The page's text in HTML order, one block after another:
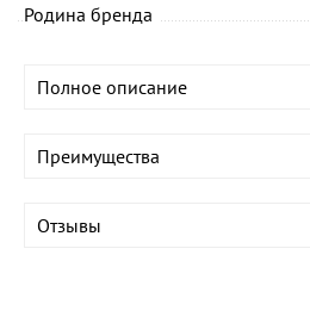
Родина бренда
Полное описание
Преимущества
Отзывы